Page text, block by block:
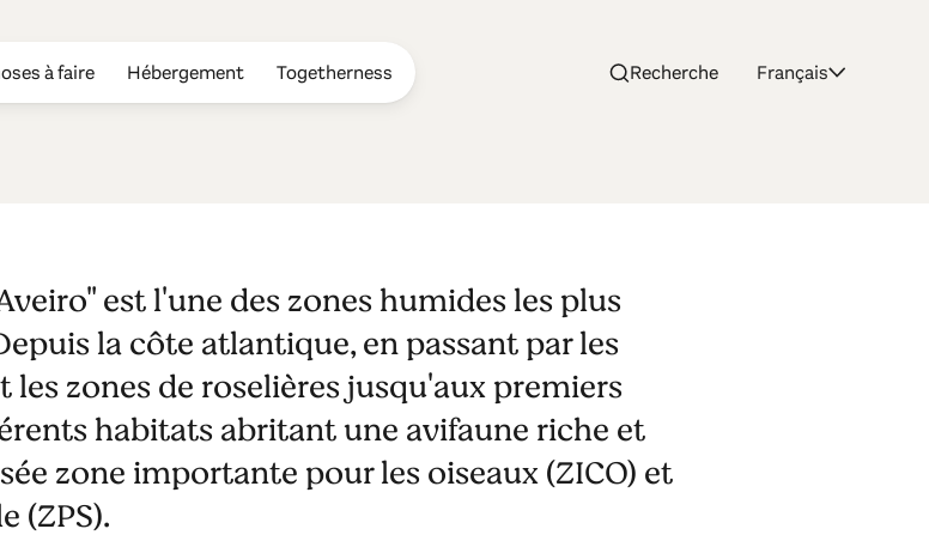
à faire Hébergement Togetherness Recherche Français
est l'une des zones humides les plus
la côte atlantique, en passant par les
les zones de roselières jusqu'aux premiers
habitats abritant une avifaune riche et
zone importante pour les oiseaux (ZICO) et
(ZPS).